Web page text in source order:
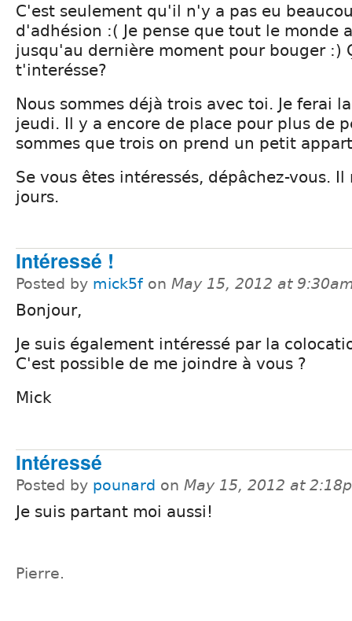
C'est seulement qu'il n'y a pas eu
d'adhésion :( Je pense que tout le monde
jusqu'au dernière moment pour bouger :)
t'interésse?
Nous sommes déjà trois avec toi. Je ferai
jeudi. Il y a encore de place pour plus de
sommes que trois on prend un petit
Se vous êtes intéressés, dépâchez-vous.
jours.
Intéressé !
Posted by mick5f on May 15, 2012 at
Bonjour,
Je suis également intéressé par la
C'est possible de me joindre à vous ?
Mick
Intéressé
Posted by pounard on May 15, 2012 at
Je suis partant moi aussi!
Pierre.